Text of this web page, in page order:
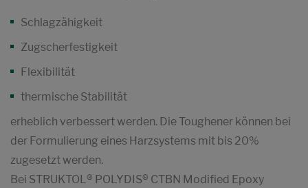
Schlagzähigkeit
Zugscherfestigkeit
Flexibilität
thermische Stabilität
erheblich verbessert werden. Die Toughener können bei
der Formulierung eines Harzsystems mit bis 20%
zugesetzt werden.
Bei STRUKTOL® POLYDIS® CTBN Modified Epoxy